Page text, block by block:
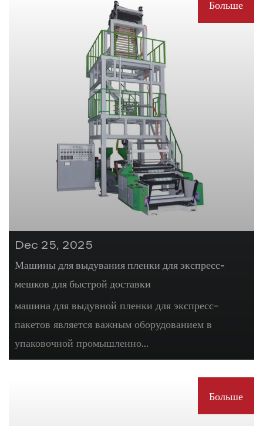
Больше
Dec 25, 2025
Машины для выдувания пленки для экспресс-
мешков для быстрой доставки
машина для выдувной пленки для экспресс-
пакетов является важным оборудованием в
упаковочной промышленно...
Больше